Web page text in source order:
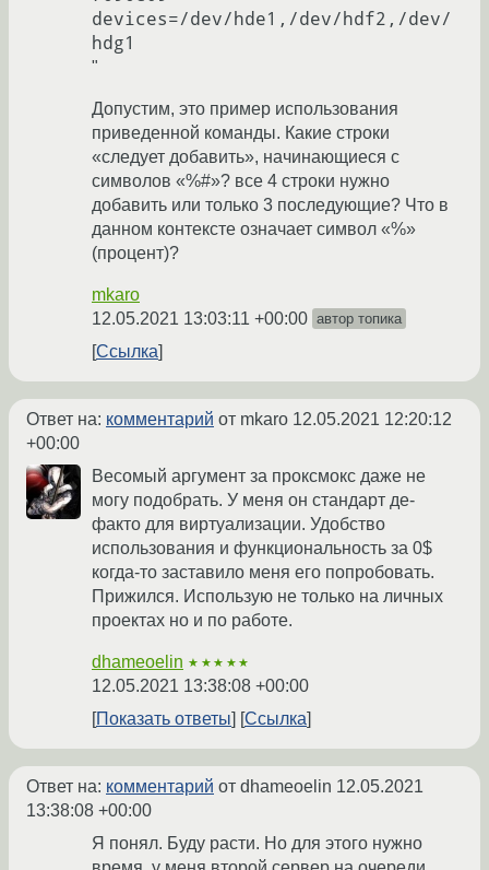
devices=/dev/hde1,/dev/hdf2,/dev/
"
Допустим, это пример использования
приведенной команды. Какие строки
«следует добавить», начинающиеся с
символов «%#»? все 4 строки нужно
добавить или только 3 последующие? Что в
данном контексте означает символ «%»
(процент)?
mkaro
12.05.2021 13:03:11 +00:00 автор топика
Ссылка
Ответ на: комментарий от mkaro 12.05.2021 12:20:12
+00:00
Весомый аргумент за проксмокс даже не
могу подобрать. У меня он стандарт де-
факто для виртуализации. Удобство
использования и функциональность за 0$
когда-то заставило меня его попробовать.
Прижился. Использую не только на личных
проектах но и по работе.
dhameoelin ★★★★★
12.05.2021 13:38:08 +00:00
Показать ответы
Ссылка
Ответ на: комментарий от dhameoelin 12.05.2021
13:38:08 +00:00
Я понял. Буду расти. Но для этого нужно